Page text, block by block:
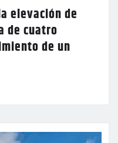
elevación de
de cuatro
de un